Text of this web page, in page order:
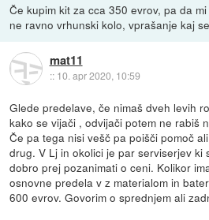
Če kupim kit za cca 350 evrov, pa da
ne ravno vrhunski kolo, vprašanje kaj
mat11
:: 10. apr 2020, 10:59
Glede predelave, če nimaš dveh levih
kako se vijači , odvijači potem ne rabiš
Če pa tega nisi vešč pa poišči pomoč
drug. V Lj in okolici je par serviserjev ki
dobro prej pozanimati o ceni. Kolikor
osnovne predela v z materialom in
600 evrov. Govorim o sprednjem ali